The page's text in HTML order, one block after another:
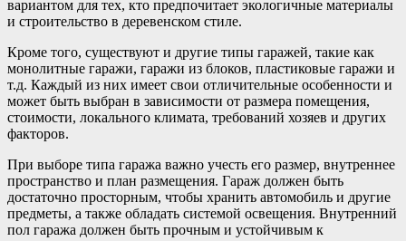
вариантом для тех, кто предпочитает экологичные материалы
и строительство в деревенском стиле.
Кроме того, существуют и другие типы гаражей, такие как
монолитные гаражи, гаражи из блоков, пластиковые гаражи и
т.д. Каждый из них имеет свои отличительные особенности и
может быть выбран в зависимости от размера помещения,
стоимости, локального климата, требований хозяев и других
факторов.
При выборе типа гаража важно учесть его размер, внутреннее
пространство и план размещения. Гараж должен быть
достаточно просторным, чтобы хранить автомобиль и другие
предметы, а также обладать системой освещения. Внутренний
пол гаража должен быть прочным и устойчивым к